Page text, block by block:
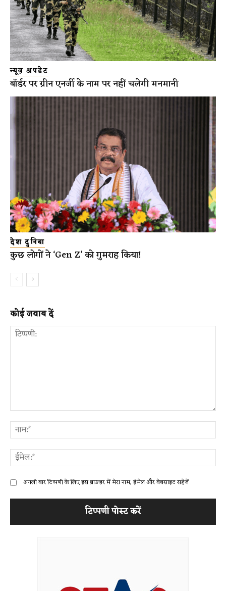
न्यूज़ अपडेट
बॉर्डर पर ग्रीन एनर्जी के नाम पर नहीं चलेगी मनमानी
देश दुनिया
कुछ लोगों ने ‘Gen Z’ को गुमराह किया!
कोई जवाब दें
अगली बार टिप्पणी के लिए इस ब्राउज़र में मेरा नाम, ईमेल और वेबसाइट सहेजें